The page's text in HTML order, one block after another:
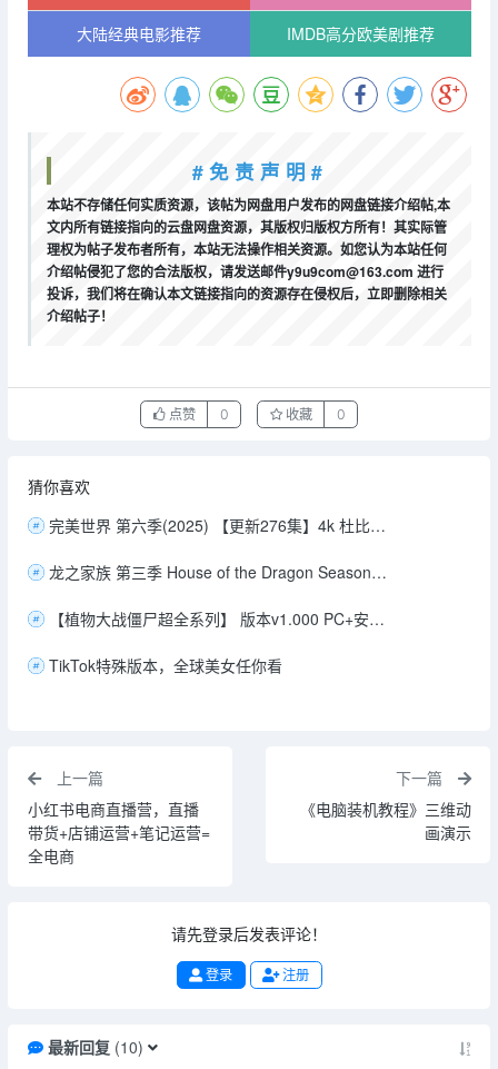
大陆经典电影推荐 IMDB高分欧美剧推荐
# 免 责 声 明 #
本站不存储任何实质资源，该帖为网盘用户发布的网盘链接介绍帖,本
文内所有链接指向的云盘网盘资源，其版权归版权方所有！其实际管
理权为帖子发布者所有，本站无法操作相关资源。如您认为本站任何
介绍帖侵犯了您的合法版权，请发送邮件y9u9com@163.com 进行
投诉，我们将在确认本文链接指向的资源存在侵权后，立即删除相关
介绍帖子！
点赞 0 收藏 0
猜你喜欢
完美世界 第六季(2025) 【更新276集】4k 杜比音效【国语中字】1G/集
龙之家族 第三季 House of the Dragon Season 3(2026) [美国] [剧情/动作/爱情/奇幻/冒险] 英语8.5分[更新至2集]2160p [单集6GB] (14GB)
【植物大战僵尸超全系列】 版本v1.000 PC+安卓 【99.3G】
TikTok特殊版本，全球美女任你看
上一篇
小红书电商直播营，直播
带货+店铺运营+笔记运营=
全电商
下一篇
《电脑装机教程》三维动
画演示
请先登录后发表评论！
登录 注册
最新回复(10)